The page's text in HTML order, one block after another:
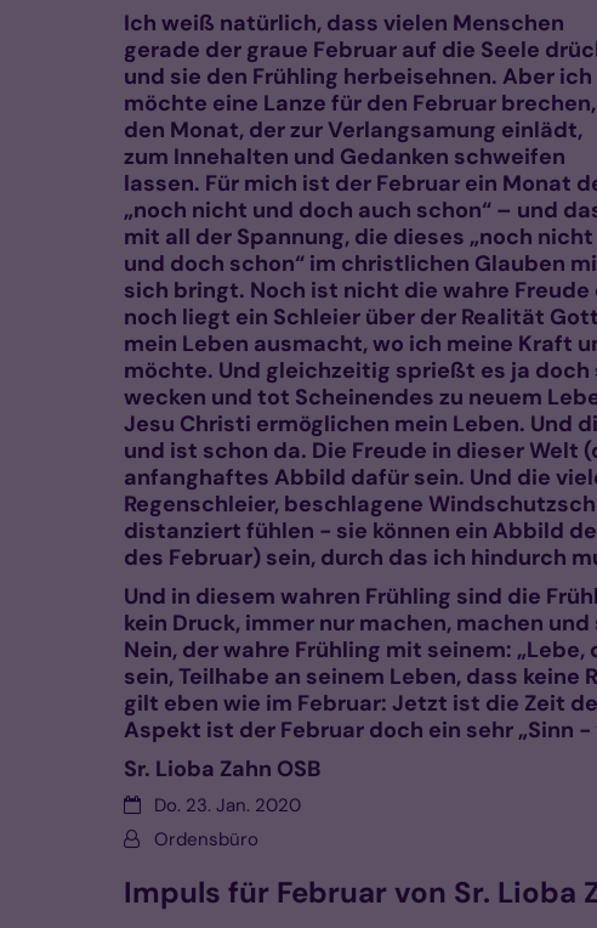
Ich weiß natürlich, dass vielen Menschen
gerade der graue Februar auf die Seele
und sie den Frühling herbeisehnen. Aber ich
möchte eine Lanze für den Februar brechen,
den Monat, der zur Verlangsamung einlädt,
zum Innehalten und Gedanken schweifen
lassen. Für mich ist der Februar ein Monat
„noch nicht und doch auch schon“ – und
mit all der Spannung, die dieses „noch nicht
und doch schon“ im christlichen Glauben
sich bringt. Noch ist nicht die wahre
noch liegt ein Schleier über der Realität
mein Leben ausmacht, wo ich meine Kraft
möchte. Und gleichzeitig sprießt es ja
wecken und tot Scheinendes zu neuem
Jesu Christi ermöglichen mein Leben. Und
und ist schon da. Die Freude in dieser Welt
anfanghaftes Abbild dafür sein. Und die
Regenschleier, beschlagene
distanziert fühlen - sie können ein Abbild
des Februar) sein, durch das ich hindurch
Und in diesem wahren Frühling sind die
kein Druck, immer nur machen, machen
Nein, der wahre Frühling mit seinem:
sein, Teilhabe an seinem Leben, dass
gilt eben wie im Februar: Jetzt ist die Zeit
Aspekt ist der Februar doch ein sehr „Sinn
Sr. Lioba Zahn OSB
Datum:Do. 23. Jan. 2020
Von:Ordensbüro
Impuls für Februar von Sr. Lioba